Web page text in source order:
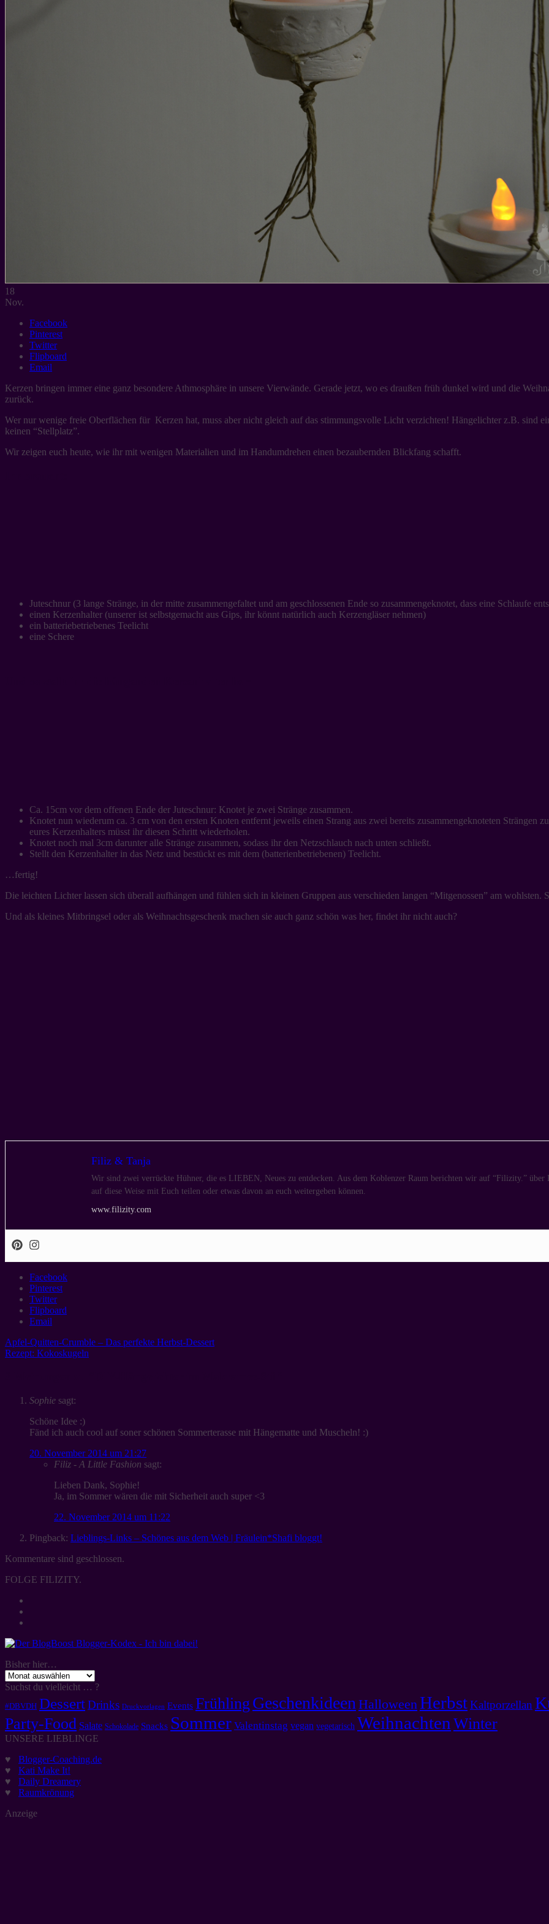
WEIHNACHTS-GESCHENKIDEEN
18
Nov.
Facebook
Pinterest
Twitter
Flipboard
Email
Kerzen bringen immer eine ganz besondere Athmosphäre in unsere Vierwände. Gerade jetzt, wo es draußen früh dunkel wird und die
zurück.
Wer nur wenige freie Oberflächen für Kerzen hat, muss aber nicht gleich auf das stimmungsvolle Licht verzichten! Hängelichter z.B. sind
keinen “Stellplatz”.
Wir zeigen euch heute, wie ihr mit wenigen Materialien und im Handumdrehen einen bezaubernden Blickfang schafft.
Juteschnur (3 lange Stränge, in der mitte zusammengefaltet und am geschlossenen Ende so zusammengeknotet, dass eine Schlaufe
einen Kerzenhalter (unserer ist selbstgemacht aus Gips, ihr könnt natürlich auch Kerzengläser nehmen)
ein batteriebetriebenes Teelicht
eine Schere
Ca. 15cm vor dem offenen Ende der Juteschnur: Knotet je zwei Stränge zusammen.
Knotet nun wiederum ca. 3 cm von den ersten Knoten entfernt jeweils einen Strang aus zwei bereits zusammengeknoteten Strängen
eures Kerzenhalters müsst ihr diesen Schritt wiederholen.
Knotet noch mal 3cm darunter alle Stränge zusammen, sodass ihr den Netzschlauch nach unten schließt.
Stellt den Kerzenhalter in das Netz und bestückt es mit dem (batterienbetriebenen) Teelicht.
…fertig!
Die leichten Lichter lassen sich überall aufhängen und fühlen sich in kleinen Gruppen aus verschieden langen “Mitgenossen” am wohlsten.
Und als kleines Mitbringsel oder als Weihnachtsgeschenk machen sie auch ganz schön was her, findet ihr nicht auch?
Filiz & Tanja
Wir sind zwei verrückte Hühner, die es LIEBEN, Neues zu entdecken. Aus dem Koblenzer Raum berichten wir auf “Filizity.” über
auf diese Weise mit Euch teilen oder etwas davon an euch weitergeben können.
www.filizity.com
Facebook
Pinterest
Twitter
Flipboard
Email
Apfel-Quitten-Crumble – Das perfekte Herbst-Dessert
Rezept: Kokoskugeln
Sophie sagt:
Schöne Idee :)
Fänd ich auch cool auf soner schönen Sommerterasse mit Hängematte und Muscheln! :)
20. November 2014 um 21:27
Filiz - A Little Fashion sagt:
Lieben Dank, Sophie!
Ja, im Sommer wären die mit Sicherheit auch super <3
22. November 2014 um 11:22
Pingback: Lieblings-Links – Schönes aus dem Web | Fräulein*Shafi bloggt!
Kommentare sind geschlossen.
FOLGE FILIZITY.
Bisher hier…
Bisher
hier…
Suchst du vielleicht … ?
#DBVDH DessertDrinks Druckvorlagen Events Frühling Geschenkideen HalloweenHerbstKaltporzellan
Party-Food Salate Schokolade Snacks Sommer Valentinstag vegan vegetarisch Weihnachten Winter
UNSERE LIEBLINGE
♥ Blogger-Coaching.de
♥ Kati Make It!
♥ Daily Dreamery
♥ Raumkrönung
Anzeige